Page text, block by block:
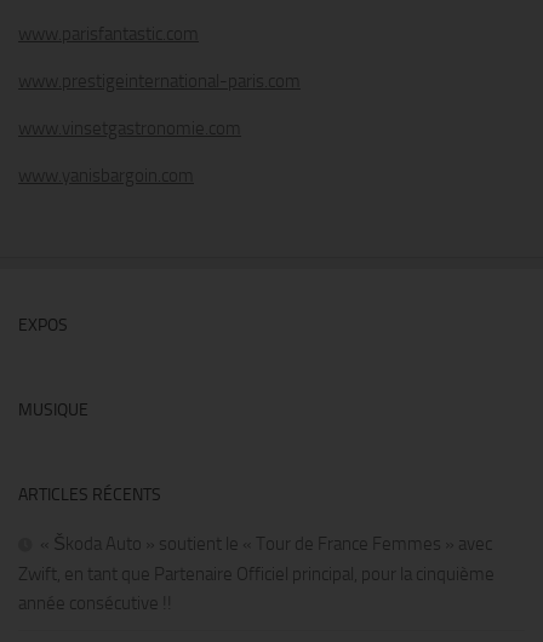
www.parisfantastic.com
www.prestigeinternational-paris.com
www.vinsetgastronomie.com
www.yanisbargoin.com
EXPOS
MUSIQUE
ARTICLES RÉCENTS
« Škoda Auto » soutient le « Tour de France Femmes » avec
Zwift, en tant que Partenaire Officiel principal, pour la cinquième
année consécutive !!